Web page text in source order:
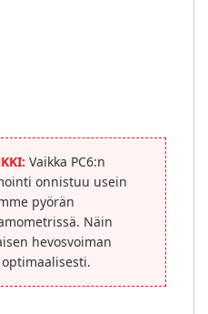
Vaikka PC6:n
onnistuu usein
pyörän
Näin
hevosvoiman